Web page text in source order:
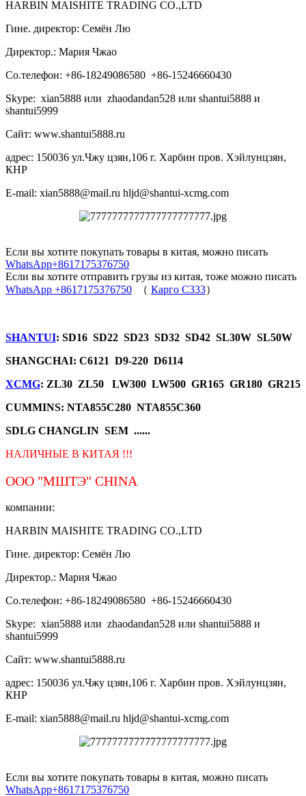
HARBIN MAISHITE TRADING CO.,LTD
Гине. директор: Семён Лю
Директор.: Мария Чжао
Со.телефон: +86-18249086580 +86-15246660430
Skype: xian5888 или zhaodandan528 или shantui5888 и
shantui5999
Сайт: www.shantui5888.ru
адрес: 150036 ул.Чжу цзян,106 г. Харбин пров. Хэйлунцзян,
КНР
E-mail: xian5888@mail.ru hljd@shantui-xcmg.com
Если вы хотите покупать товары в китая, можно писать
WhatsApp+8617175376750
Если вы хотите отправить грузы из китая, тоже можно писать
WhatsApp +8617175376750 （ Карго C333）
SHANTUI: SD16 SD22 SD23 SD32 SD42 SL30W SL50W
SHANGCHAI: C6121 D9-220 D6114
XCMG: ZL30 ZL50 LW300 LW500 GR165 GR180 GR215
CUMMINS: NTA855C280 NTA855C360
SDLG CHANGLIN SEM ......
НАЛИЧНЫЕ В КИТАЯ !!!
ООО "МШТЭ" CHINA
компании:
HARBIN MAISHITE TRADING CO.,LTD
Гине. директор: Семён Лю
Директор.: Мария Чжао
Со.телефон: +86-18249086580 +86-15246660430
Skype: xian5888 или zhaodandan528 или shantui5888 и
shantui5999
Сайт: www.shantui5888.ru
адрес: 150036 ул.Чжу цзян,106 г. Харбин пров. Хэйлунцзян,
КНР
E-mail: xian5888@mail.ru hljd@shantui-xcmg.com
Если вы хотите покупать товары в китая, можно писать
WhatsApp+8617175376750